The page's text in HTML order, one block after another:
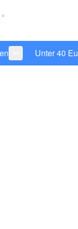
Untermenü für
Unter 40